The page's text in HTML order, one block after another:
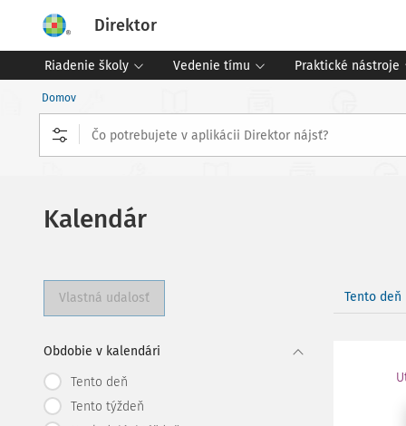
Direktor
Riadenie školy Vedenie tímu Praktické nástroje
Domov
Kalendár
Vlastná udalosť
Obdobie v kalendári
Tento deň
Tento týždeň
Tento deň